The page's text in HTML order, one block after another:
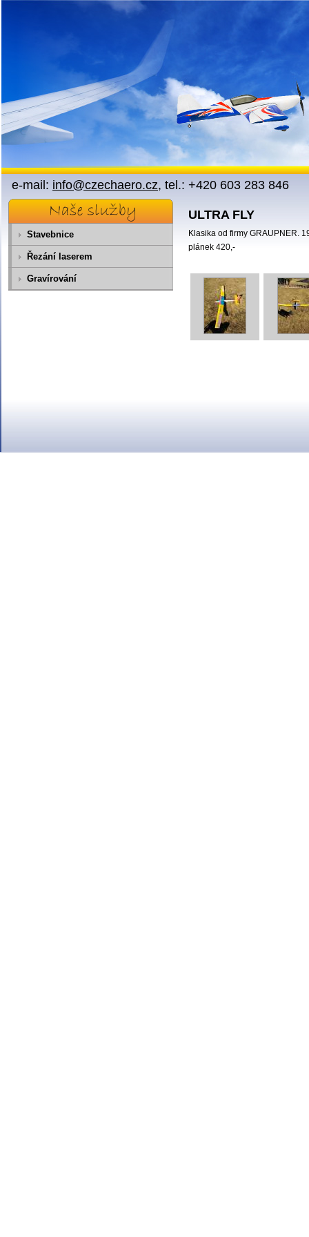
e-mail: info@czechaero.cz, tel.: +420 603 283 846
Stavebnice
Řezání laserem
Gravírování
ULTRA FLY
Klasika od firmy GRAUPNER.
plánek 420,-